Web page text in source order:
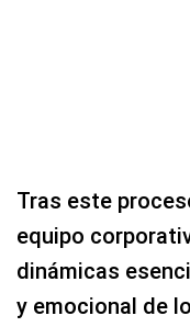
Tras este
equipo
dinámicas
y emocional de